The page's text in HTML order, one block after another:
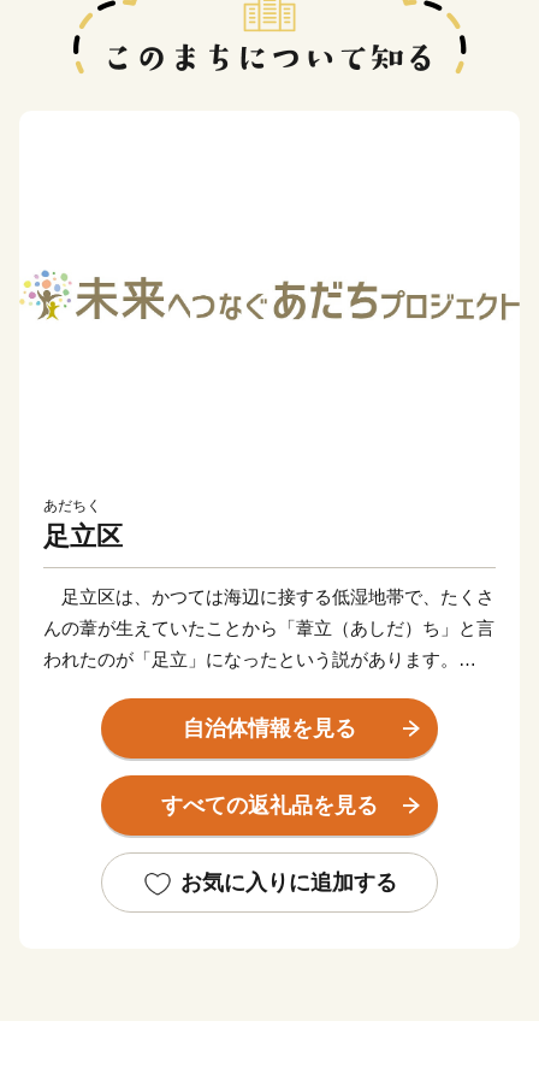
あだちく
足立区
足立区は、かつては海辺に接する低湿地帯で、たくさ
んの葦が生えていたことから「葦立（あしだ）ち」と言
われたのが「足立」になったという説があります。
街道第一の宿場として「千住宿」が設けられ、松尾芭蕉
の「『奥の細道』旅立ちの地」にもなった「千住」から
でした。明治以降は、軽工業・重化学工業がさかんにな
り、鉄道の開通とともに人口も増加していきました。
どの下町情緒を残す一方で、6つの大学が集中し、若者
や女性に人気の店や、古民家をリノベーションした個性
自治体情報を見る
すべての返礼品を見る
お気に入りに追加する